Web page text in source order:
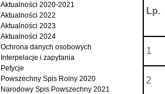
Aktualności 2020-2021
Aktualności 2022
Aktualności 2023
Aktualności 2024
Ochrona danych osobowych
Interpelacje i zapytania
Petycje
Powszechny Spis Rolny 2020
Narodowy Spis Powszechny 2021
Lp.
1
2